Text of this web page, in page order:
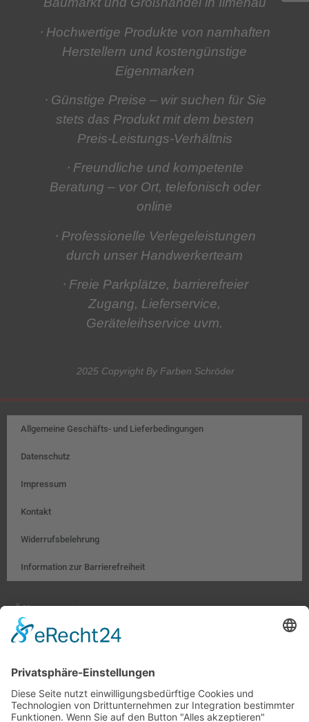
⋅ Hochwertige Produkte von namhaften
Herstellern und kostengünstige
Eigenmarken
⋅ Günstige Preise – wir suchen für Sie
stets das Produkt mit dem besten
Preis-Leistungs-Verhältnis
⋅ Freundliche und kompetente
Beratung – vor Ort, telefonisch oder
online
⋅ Professionelle Verlegeleistungen
durch unser Handwerkerteam
⋅ Freie Parkplätze, barrierefreier
Zugang, Lieferservice,
Geräteleihservice uvm.
2025 Copyright By Farben Schröder
Allgemeine Geschäfts- und Lieferbedingungen
Datenschutz
Impressum
Kontakt
Widerrufsbelehrung
Information zur Barrierefreiheit
Öffnungszeiten:
Mo. – Fr. 8:00 – 18:00 Uhr
Sa. 9:00 – 13:00 Uhr
Hobby- und Künstlerbedarf: